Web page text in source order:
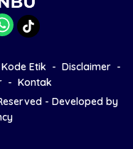
Kode Etik
Disclaimer
Kontak
- Developed by